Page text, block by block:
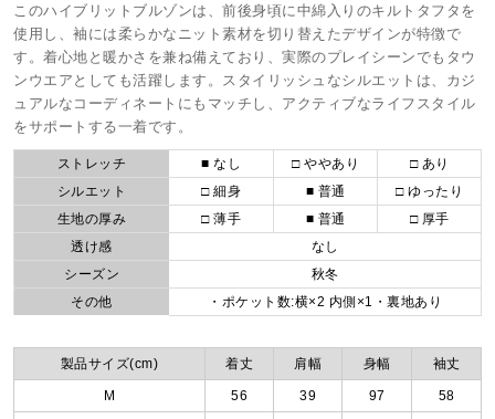
このハイブリットブルゾンは、前後身頃に中綿入りのキルトタフタを
使用し、袖には柔らかなニット素材を切り替えたデザインが特徴で
す。着心地と暖かさを兼ね備えており、実際のプレイシーンでもタウ
ンウエアとしても活躍します。スタイリッシュなシルエットは、カジ
ュアルなコーディネートにもマッチし、アクティブなライフスタイル
をサポートする一着です。
ストレッチ ■ なし □ ややあり
□ あり
シルエット
□ 細身 ■ 普通
□ ゆったり
生地の厚み
□ 薄手 ■ 普通
□ 厚手
透け感
なし
シーズン
秋冬
その他
・ポケット数:横×2 内側×1・裏地あり
製品サイズ(cm) 着丈 肩幅 身幅 袖丈
M 56 39 97 58